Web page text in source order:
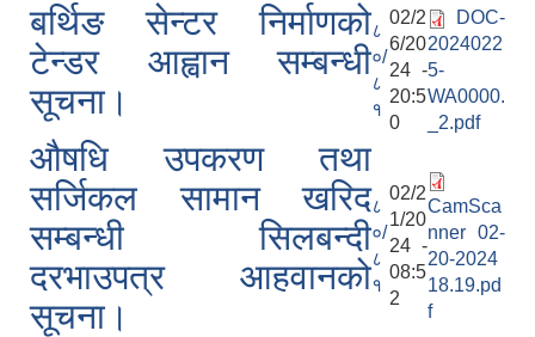
बर्थिङ सेन्टर निर्माणको
टेन्डर आह्वान सम्बन्धी
सूचना।
८
०/
८
१
02/2
6/20
24 -
20:5
0
DOC-
2024022
5-
WA0000.
_2.pdf
औषधि उपकरण तथा
सर्जिकल सामान खरिद
सम्बन्धी सिलबन्दी
दरभाउपत्र आहवानको
सूचना।
८
०/
८
१
02/2
1/20
24 -
08:5
2
CamSca
nner 02-
20-2024
18.19.pd
f